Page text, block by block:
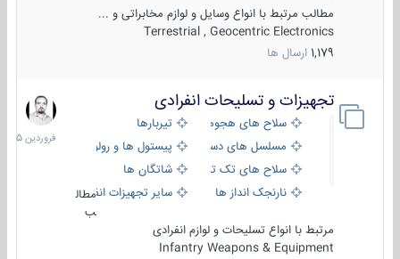
مطالب مرتبط با انواع وسایل و لوازم مخابراتی و ...
Terrestrial , Geocentric Electronics
1,179 ارسال ها
تجهیزات و تسلیحات انفرادی
سلاح های هجومی
تیربارها
مسلسل های دستی
پیستول ها و رولورها
سلاح های تک تیر اندازیشاتگان ها
نارنجک انداز ها
سایر تجهیزات انفرادی
مطال
ب
مرتبط با انواع تسلیحات و لوازم انفرادی
Infantry Weapons & Equipment
17
فروردین
1405